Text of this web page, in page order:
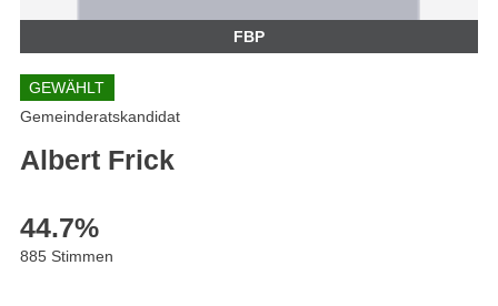
FBP
GEWÄHLT
Gemeinderatskandidat
Albert Frick
44.7%
885 Stimmen